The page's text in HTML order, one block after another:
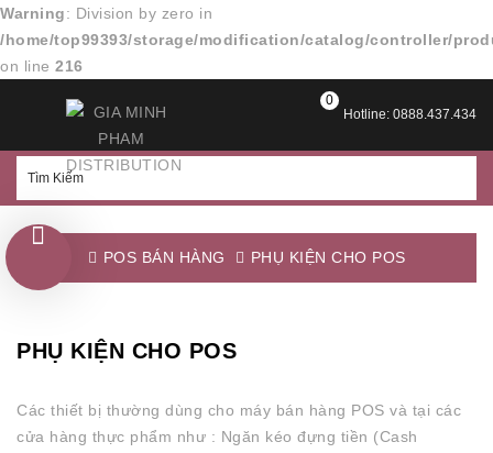
Warning: Division by zero in
/home/top99393/storage/modification/catalog/controller/
on line 216
Hotline: 0888.437.434
0
POS BÁN HÀNG PHỤ KIỆN CHO POS
PHỤ KIỆN CHO POS
Các thiết bị thường dùng cho máy bán hàng POS và tại các
cửa hàng thực phẩm như : Ngăn kéo đựng tiền (Cash